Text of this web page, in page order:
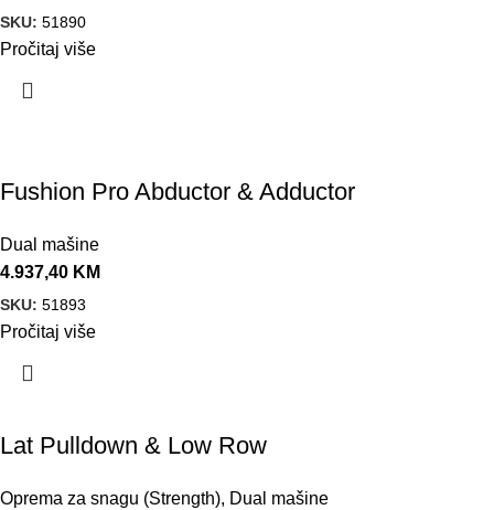
SKU: 51890
Pročitaj više
Fushion Pro Abductor & Adductor
Dual mašine
4.937,40 KM
SKU: 51893
Pročitaj više
Lat Pulldown & Low Row
Oprema za snagu (Strength), Dual mašine